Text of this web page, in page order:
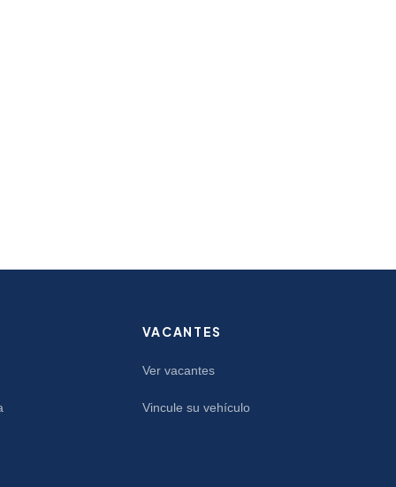
VACANTES
Ver vacantes
Vincule su vehículo